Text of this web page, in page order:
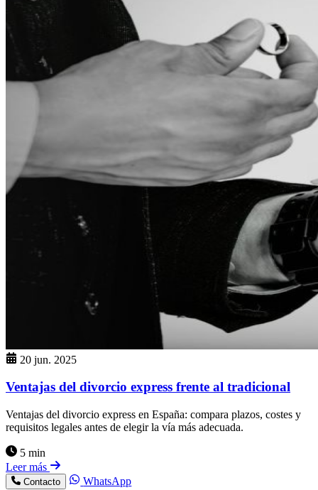
20 jun. 2025
Ventajas del divorcio express frente al tradicional
Ventajas del divorcio express en España: compara plazos, costes y
requisitos legales antes de elegir la vía más adecuada.
5 min
Leer más
Contacto WhatsApp